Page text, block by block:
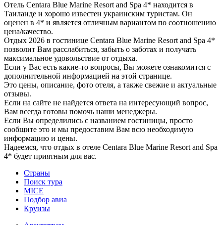
Отель Centara Blue Marine Resort and Spa 4* находится в
Таиланде и хорошо известен украинским туристам. Он
оценен в 4* и является отличным вариантом по соотношению
цена/качество.
Отдых 2026 в гостинице Centara Blue Marine Resort and Spa 4*
позволит Вам расслабиться, забыть о заботах и получать
максимальное удовольствие от отдыха.
Если у Вас есть какие-то вопросы, Вы можете ознакомится с
дополнительной информацией на этой странице.
Это цены, описание, фото отеля, а также свежие и актуальные
отзывы.
Если на сайте не найдется ответа на интересующий вопрос,
Вам всегда готовы помочь наши менеджеры.
Если Вы определились с названием гостиницы, просто
сообщите это и мы предоставим Вам всю необходимую
информацию и цены.
Надеемся, что отдых в отеле Centara Blue Marine Resort and Spa
4* будет приятным для вас.
Страны
Поиск тура
MICE
Подбор авиа
Круизы